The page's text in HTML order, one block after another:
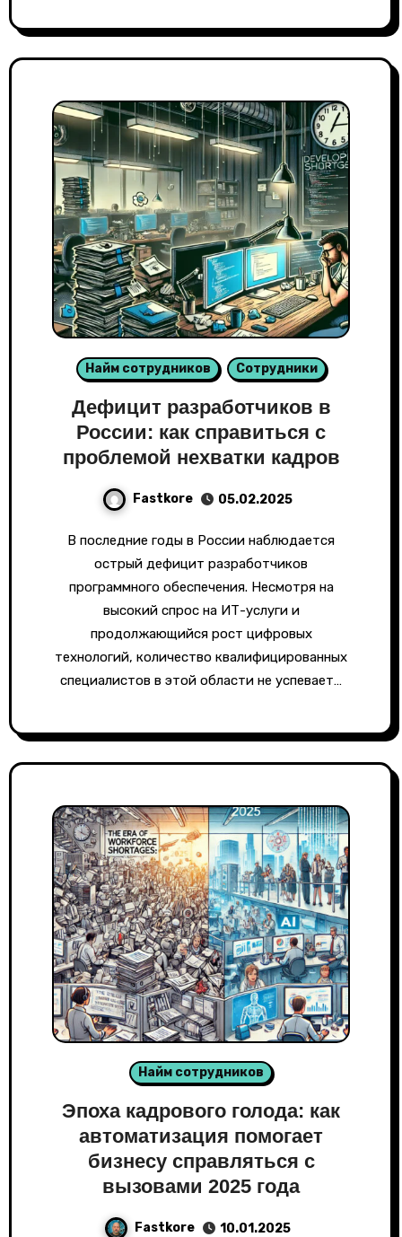
Найм сотрудников Сотрудники
Дефицит разработчиков в
России: как справиться с
проблемой нехватки кадров
Fastkore 05.02.2025
В последние годы в России наблюдается
острый дефицит разработчиков
программного обеспечения. Несмотря на
высокий спрос на ИТ-услуги и
продолжающийся рост цифровых
технологий, количество квалифицированных
специалистов в этой области не успевает…
Найм сотрудников
Эпоха кадрового голода: как
автоматизация помогает
бизнесу справляться с
вызовами 2025 года
Fastkore 10.01.2025